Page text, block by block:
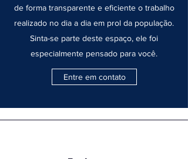
de forma transparente e eficiente o trabalho
realizado no dia a dia em prol da população.
Sinta-se parte deste espaço, ele foi
especialmente pensado para você.
Entre em contato